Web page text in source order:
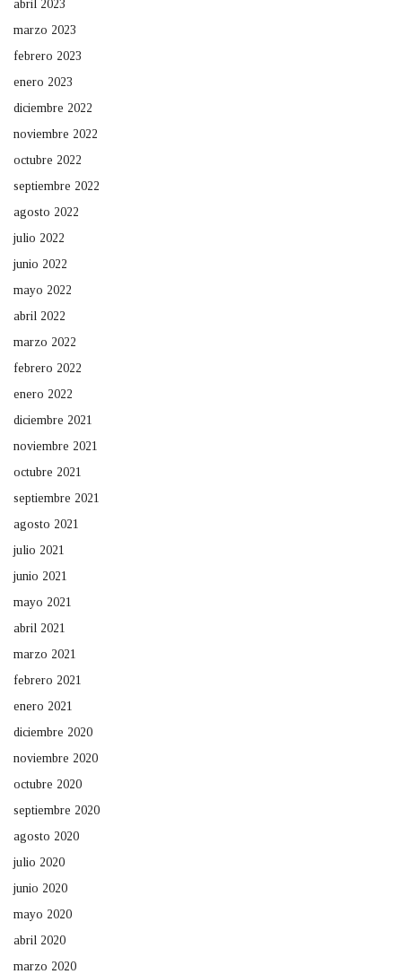
abril 2023
marzo 2023
febrero 2023
enero 2023
diciembre 2022
noviembre 2022
octubre 2022
septiembre 2022
agosto 2022
julio 2022
junio 2022
mayo 2022
abril 2022
marzo 2022
febrero 2022
enero 2022
diciembre 2021
noviembre 2021
octubre 2021
septiembre 2021
agosto 2021
julio 2021
junio 2021
mayo 2021
abril 2021
marzo 2021
febrero 2021
enero 2021
diciembre 2020
noviembre 2020
octubre 2020
septiembre 2020
agosto 2020
julio 2020
junio 2020
mayo 2020
abril 2020
marzo 2020